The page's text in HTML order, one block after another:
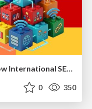
Max Prin - Stacking Signals: How International SEO Comes Together (And Falls Apart)
0 350